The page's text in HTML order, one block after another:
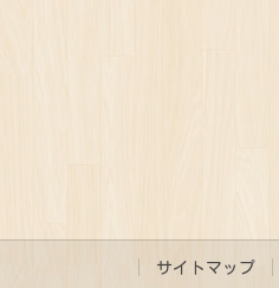
サイトマップ